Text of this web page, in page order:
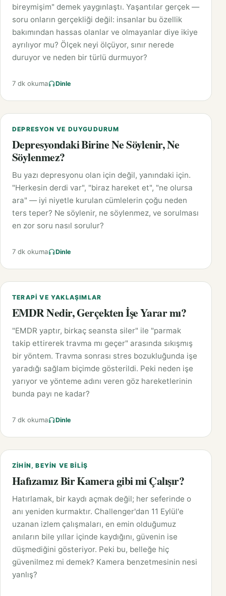
bireymişim" demek yaygınlaştı. Yaşantılar gerçek —
soru onların gerçekliği değil: insanlar bu özellik
bakımından hassas olanlar ve olmayanlar diye ikiye
ayrılıyor mu? Ölçek neyi ölçüyor, sınır nerede
duruyor ve neden bir türlü durmuyor?
7 dk okuma Dinle
DEPRESYON VE DUYGUDURUM
Depresyondaki Birine Ne Söylenir, Ne
Söylenmez?
Bu yazı depresyonu olan için değil, yanındaki için.
"Herkesin derdi var", "biraz hareket et", "ne olursa
ara" — iyi niyetle kurulan cümlelerin çoğu neden
ters teper? Ne söylenir, ne söylenmez, ve sorulması
en zor soru nasıl sorulur?
7 dk okuma Dinle
TERAPI VE YAKLAŞIMLAR
EMDR Nedir, Gerçekten İşe Yarar mı?
"EMDR yaptır, birkaç seansta siler" ile "parmak
takip ettirerek travma mı geçer" arasında sıkışmış
bir yöntem. Travma sonrası stres bozukluğunda işe
yaradığı sağlam biçimde gösterildi. Peki neden işe
yarıyor ve yönteme adını veren göz hareketlerinin
bunda payı ne kadar?
7 dk okuma Dinle
ZIHIN, BEYIN VE BILIŞ
Hafızamız Bir Kamera gibi mi Çalışır?
Hatırlamak, bir kaydı açmak değil; her seferinde o
anı yeniden kurmaktır. Challenger'dan 11 Eylül'e
uzanan izlem çalışmaları, en emin olduğumuz
anıların bile yıllar içinde kaydığını, güvenin ise
düşmediğini gösteriyor. Peki bu, belleğe hiç
güvenilmez mi demek? Kamera benzetmesinin nesi
yanlış?